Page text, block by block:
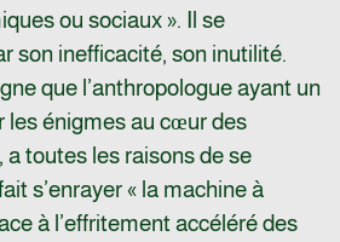
ou sociaux ». Il se
son inefficacité, son inutilité.
que l’anthropologue ayant un
les énigmes au cœur des
toutes les raisons de se
s’enrayer « la machine à
à l’effritement accéléré des